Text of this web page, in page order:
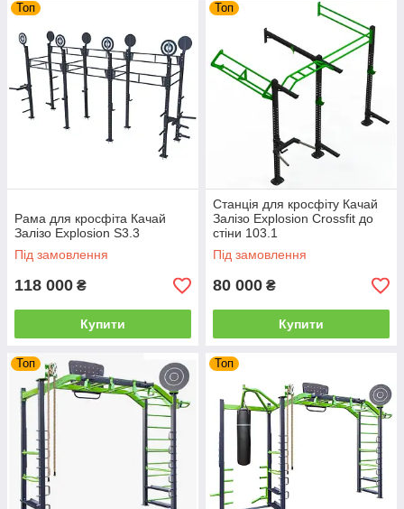
Топ
Рама для кросфіта Качай
Залізо Explosion S3.3
Під замовлення
118 000 ₴
Купити
Топ
Станція для кросфіту Качай
Залізо Explosion Crossfit до
стіни 103.1
Під замовлення
80 000 ₴
Купити
Топ Топ